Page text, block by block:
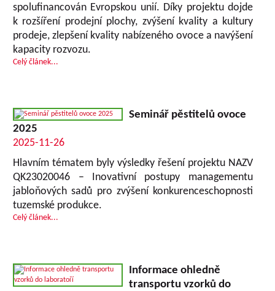
spolufinancován Evropskou unií. Díky projektu dojde
k rozšíření prodejní plochy, zvýšení kvality a kultury
prodeje, zlepšení kvality nabízeného ovoce a navýšení
kapacity rozvozu.
Celý článek...
Seminář pěstitelů ovoce
2025
2025-11-26
Hlavním tématem byly výsledky řešení projektu NAZV
QK23020046 – Inovativní postupy managementu
jabloňových sadů pro zvýšení konkurenceschopnosti
tuzemské produkce.
Celý článek...
Informace ohledně
transportu vzorků do